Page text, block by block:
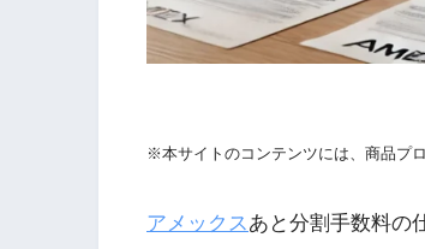
※本サイトのコンテンツには、商品プ
アメックス あと分割手数料の